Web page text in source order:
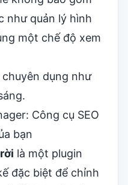
như quản lý hình
một chế độ xem
dụng như
Công cụ SEO
bạn
là một plugin
đặc biệt để chỉnh